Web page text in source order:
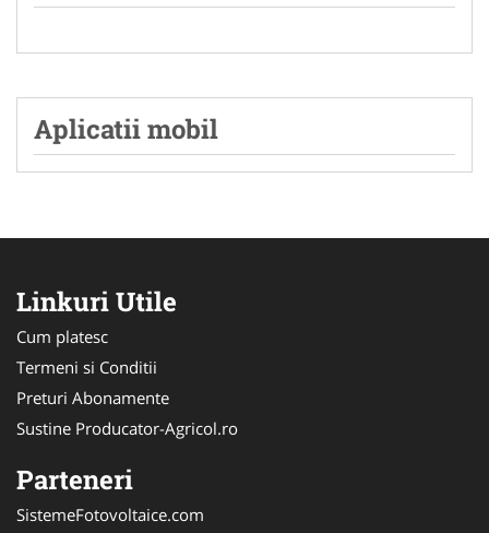
Aplicatii mobil
Linkuri Utile
Cum platesc
Termeni si Conditii
Preturi Abonamente
Sustine Producator-Agricol.ro
Parteneri
SistemeFotovoltaice.com